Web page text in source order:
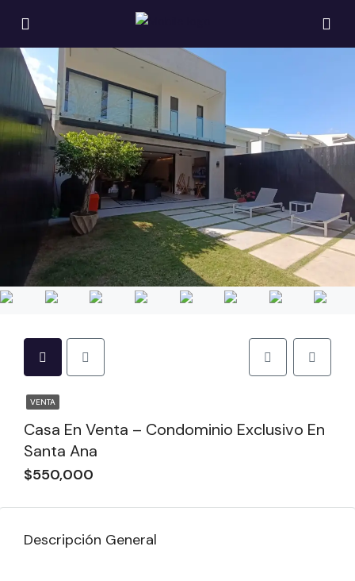
VENTA
Casa En Venta – Condominio Exclusivo En
Santa Ana
$550,000
Descripción General